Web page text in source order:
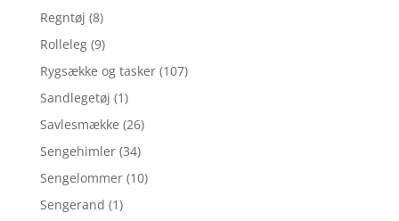
Regntøj (8)
Rolleleg (9)
Rygsække og tasker (107)
Sandlegetøj (1)
Savlesmække (26)
Sengehimler (34)
Sengelommer (10)
Sengerand (1)